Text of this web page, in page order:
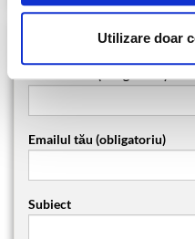
Utilizare doar
FORMULAR CONTACT
Emailul tău (obligatoriu)
Subiect